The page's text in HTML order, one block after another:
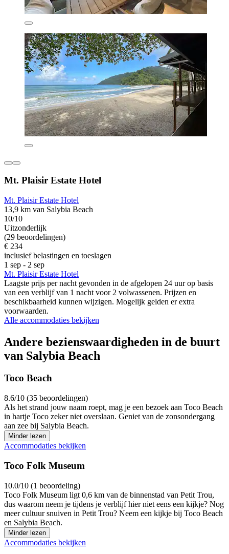
Mt. Plaisir Estate Hotel
Mt. Plaisir Estate Hotel
13,9 km van Salybia Beach
10/10
Uitzonderlijk
(29 beoordelingen)
€ 234
inclusief belastingen en toeslagen
1 sep - 2 sep
Mt. Plaisir Estate Hotel
Laagste prijs per nacht gevonden in de afgelopen 24 uur op basis
van een verblijf van 1 nacht voor 2 volwassenen. Prijzen en
beschikbaarheid kunnen wijzigen. Mogelijk gelden er extra
voorwaarden.
Alle accommodaties bekijken
Andere bezienswaardigheden in de buurt
van Salybia Beach
Toco Beach
8.6/10 (35 beoordelingen)
Als het strand jouw naam roept, mag je een bezoek aan Toco Beach
in hartje Toco zeker niet overslaan. Geniet van de zonsondergang
aan zee bij Salybia Beach.
Minder lezen
Accommodaties bekijken
Toco Folk Museum
10.0/10 (1 beoordeling)
Toco Folk Museum ligt 0,6 km van de binnenstad van Petit Trou,
dus waarom neem je tijdens je verblijf hier niet eens een kijkje? Nog
meer cultuur snuiven in Petit Trou? Neem een kijkje bij Toco Beach
en Salybia Beach.
Minder lezen
Accommodaties bekijken